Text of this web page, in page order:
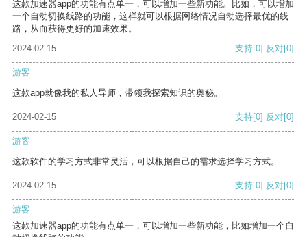
这款加速器app的功能有点单一，可以增加一些新功能。比如，可以增加
一个自动切换线路的功能，这样就可以根据网络情况自动选择最优的线
路，从而获得更好的加速效果。
2024-02-15
支持[0] 反对[0]
游客
这款app就像我的私人导师，带领我探索知识的奥秘。
2024-02-15 支持[0] 反对[0]
游客
这款软件的学习方式非常灵活，可以根据自己的需求选择学习方式。
2024-02-15 支持[0] 反对[0]
游客
这款加速器app的功能有点单一，可以增加一些新功能，比如增加一个自